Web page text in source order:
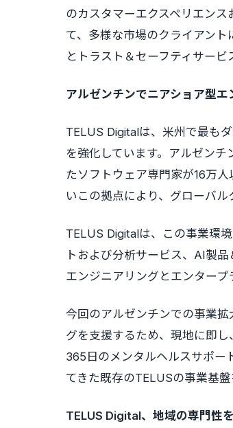
のカスタマーエクスペリエン
て、多様な市場のクライアン
とトラスト＆セーフティサービ
アルゼンチンでニアショア型
TELUS Digitalは、米州で最も
を強化しています。アルゼン
たソフトウェア専門家が16万
いこの拠点により、グローバル
TELUS Digitalは、この事業環
トおよび分析サービス、AI製
エンジニアリングとエンタープ
今回のアルゼンチンでの事業拡
グを支援するため、現地に即
365日のメンタルヘルスサポー
てきた既存のTELUSの事業基盤
TELUS Digital、地域の専門性